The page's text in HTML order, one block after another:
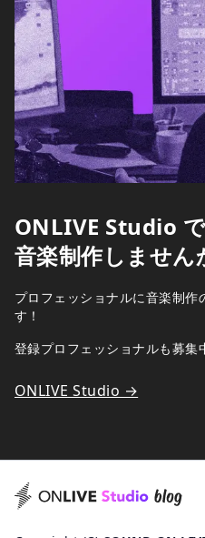
ONLIVE Studio
音楽制作しません
プロフェッショナルに音楽制作
す！
登録プロフェッショナルも募集
ONLIVE Studio →